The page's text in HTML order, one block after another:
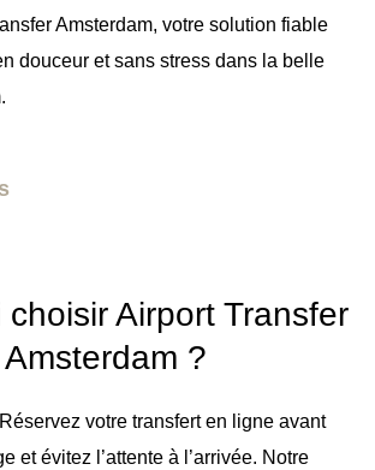
Amsterdam, votre solution fiable
douceur et sans stress dans la belle
Airport Transfer
Amsterdam ?
Réservez votre transfert en ligne avant
et évitez l’attente à l’arrivée. Notre